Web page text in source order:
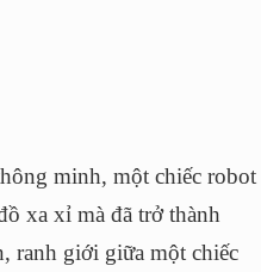
minh, một chiếc robot
xa xỉ mà đã trở thành
ranh giới giữa một chiếc